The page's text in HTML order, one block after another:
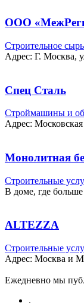
ООО
Строительное
Адрес: Г. Москва,
Спец Сталь
Строймашины и
Адрес:
Монолитная
Строительные
В доме, где больше
ALTEZZA
Строительные
Адрес: Москва и
Ежедневно мы
.